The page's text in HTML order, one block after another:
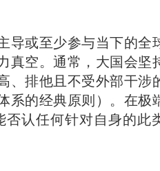
导或至少参与当下的全
真空。通常，大国会坚
、排他且不受外部干涉
系的经典原则）。在极
认任何针对自身的此